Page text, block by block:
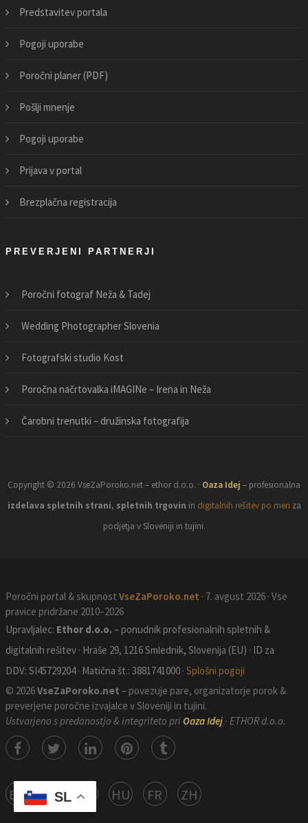
Predstavitev portala
Pogoji uporabe
Poročni planer (PDF)
Pošlji mnenje
Pogoji uporabe
Prijava v portal
Brezplačna registracija
PREVERJENI PARTNERJI
Poročni fotograf Neža & Tadej
Wedding Photographer Slovenia
Fotografski studio Kost
Poročna načrtovalka iMAGINe – Irena in Neža
Čarobni trenutki – družinska fotografija
Copyright © 2026 VseZaPoroko.net – ethor d.o.o. · Oaza Idej – profesionalna
izdelava spletnih strani, spletnih trgovin in digitalnih rešitev po meri za
podjetja v Sloveniji in tujini.
Poročni portal & skupnost VseZaPoroko.net · 7. avgust 2026 · Vse
pravice pridržane 2010–2026
Upravljalec: Ethor d.o.o. – ponudnik profesionalnih spletnih &
digitalnih rešitev · Hraše 29, 1216 Smlednik, Slovenija (EU) · ID za
DDV: SI45729204 · Matična št.: 3881741000 · Splošni pogoji
© 2026VseZaPoroko.net – povezuje pare, organizatorje porok &
preverjene poročne izvajalce v Sloveniji in tujini.
Ustvarjeno s predanostjo & integriteto pri Oaza Idej · ETHOR d.o.o.
EN DE HR HU FR ZH
SL